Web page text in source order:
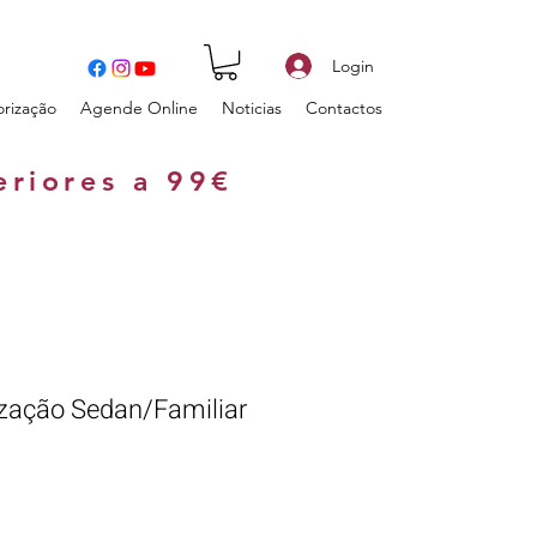
Login
Agende Online Noticias Contactos
a 99€
Sedan/Familiar